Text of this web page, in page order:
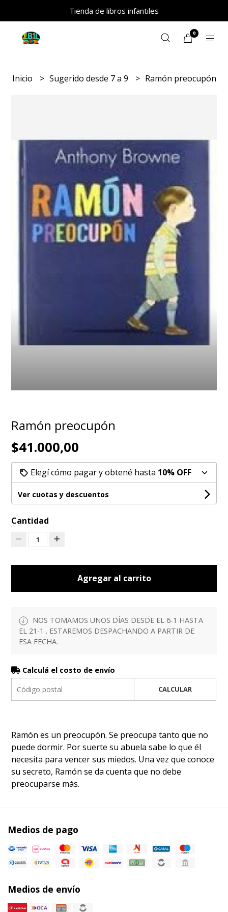
Tienda de libros infantiles
0
Inicio Sugerido desde 7 a 9 Ramón preocupón
Ramón preocupón
$41.000,00
Elegí cómo pagar y obtené hasta 10% OFF
Ver cuotas y descuentos
Cantidad
1
Agregar al carrito
NOS TOMAMOS UNOS DÍAS DESDE EL 6-1 HASTA
EL 21-1 . ESTAREMOS DESPACHANDO A PARTIR DE
ESA FECHA.
Calculá el costo de envío
CALCULAR
Ramón es un preocupón. Se preocupa tanto que no
puede dormir. Por suerte su abuela sabe lo que él
necesita para vencer sus miedos. Una vez que conoce
su secreto, Ramón se da cuenta que no debe
preocuparse más.
Medios de pago
Medios de envío